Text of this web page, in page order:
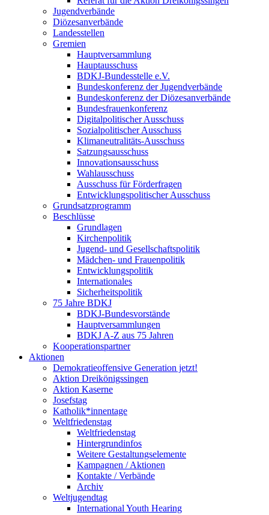
Jugendverbände
Diözesanverbände
Landesstellen
Gremien
Hauptversammlung
Hauptausschuss
BDKJ-Bundesstelle e.V.
Bundeskonferenz der Jugendverbände
Bundeskonferenz der Diözesanverbände
Bundesfrauenkonferenz
Digitalpolitischer Ausschuss
Sozialpolitischer Ausschuss
Klimaneutralitäts-Ausschuss
Satzungsausschuss
Innovationsausschuss
Wahlausschuss
Ausschuss für Förderfragen
Entwicklungspolitischer Ausschuss
Grundsatzprogramm
Beschlüsse
Grundlagen
Kirchenpolitik
Jugend- und Gesellschaftspolitik
Mädchen- und Frauenpolitik
Entwicklungspolitik
Internationales
Sicherheitspolitik
75 Jahre BDKJ
BDKJ-Bundesvorstände
Hauptversammlungen
BDKJ A-Z aus 75 Jahren
Kooperationspartner
Aktionen
Demokratieoffensive Generation jetzt!
Aktion Dreikönigssingen
Aktion Kaserne
Josefstag
Katholik*innentage
Weltfriedenstag
Weltfriedenstag
Hintergrundinfos
Weitere Gestaltungselemente
Kampagnen / Aktionen
Kontakte / Verbände
Archiv
Weltjugendtag
International Youth Hearing